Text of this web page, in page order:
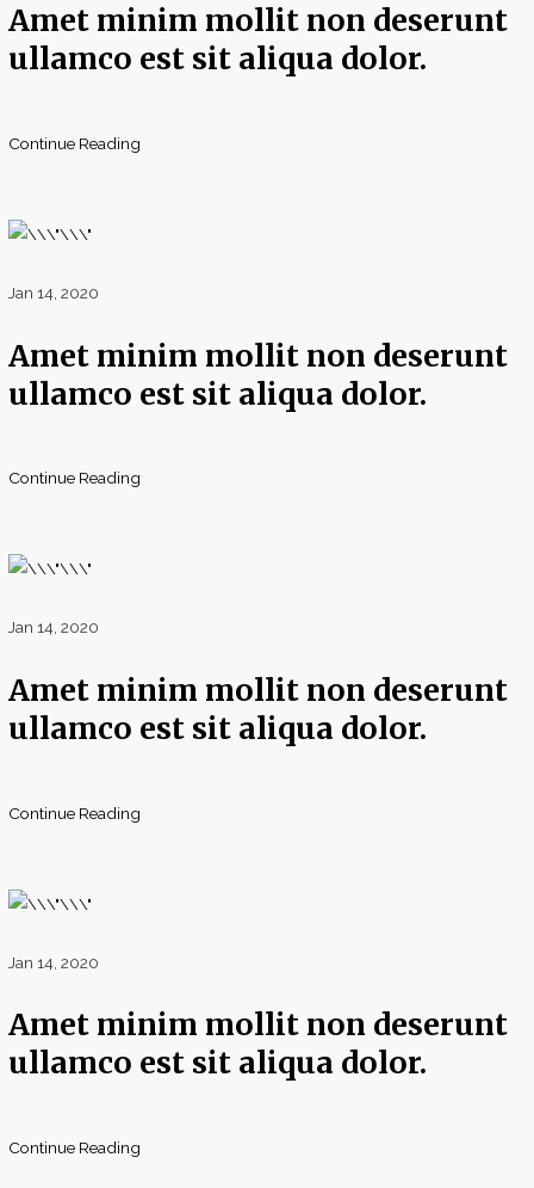
Amet minim mollit non deserunt
ullamco est sit aliqua dolor.
Continue Reading
Jan 14, 2020
Amet minim mollit non deserunt
ullamco est sit aliqua dolor.
Continue Reading
Jan 14, 2020
Amet minim mollit non deserunt
ullamco est sit aliqua dolor.
Continue Reading
Jan 14, 2020
Amet minim mollit non deserunt
ullamco est sit aliqua dolor.
Continue Reading